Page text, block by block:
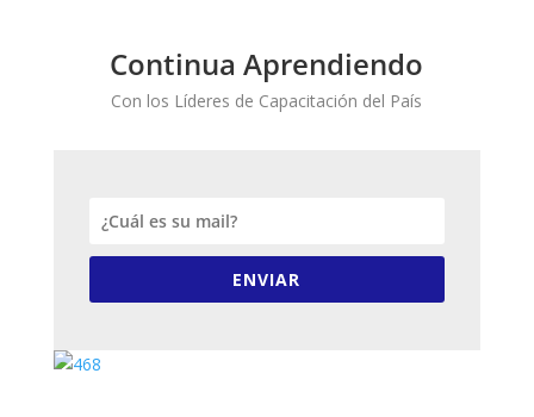
Continua Aprendiendo
Con los Líderes de Capacitación del País
ENVIAR